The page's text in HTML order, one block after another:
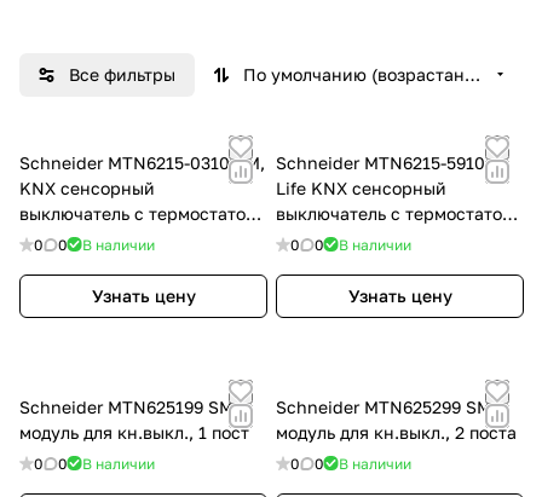
Все фильтры По умолчанию (возрастание)
Schneider MTN6215-0310 SM,
KNX сенсорный
выключатель с термостатом
Multitouch Pro, чёрный
0 0 В наличии
Узнать цену
Schneider MTN6215-5910 D-
Life KNX сенсорный
выключатель с термостатом
Multitouch Pro, черный
0 0 В наличии
Узнать цену
Schneider MTN625199 SM,
модуль для кн.выкл., 1 пост
0 0 В наличии
Schneider MTN625299 SM,
модуль для кн.выкл., 2 поста
0 0 В наличии